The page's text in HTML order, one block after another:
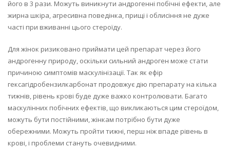
його в 3 рази. Можуть виникнути андрогенні побічні ефекти, але
жирна шкіра, агресивна поведінка, прищі і облисіння не дуже
часті при вживанні цього стероїду.
Для жінок ризиковано приймати цей препарат через його
андрогенну природу, оскільки сильний андроген може стати
причиною симптомів маскулінізації. Так як ефір
гексагідробензилкарбонат продовжує дію препарату на кілька
тижнів, рівень крові буде дуже важко контролювати. Багато
маскулінних побічних ефектів, що викликаються цим стероїдом,
можуть бути постійними, жінкам потрібно бути дуже
обережними. Можуть пройти тижні, перш ніж впаде рівень в
крові, і проблеми стануть очевидними.